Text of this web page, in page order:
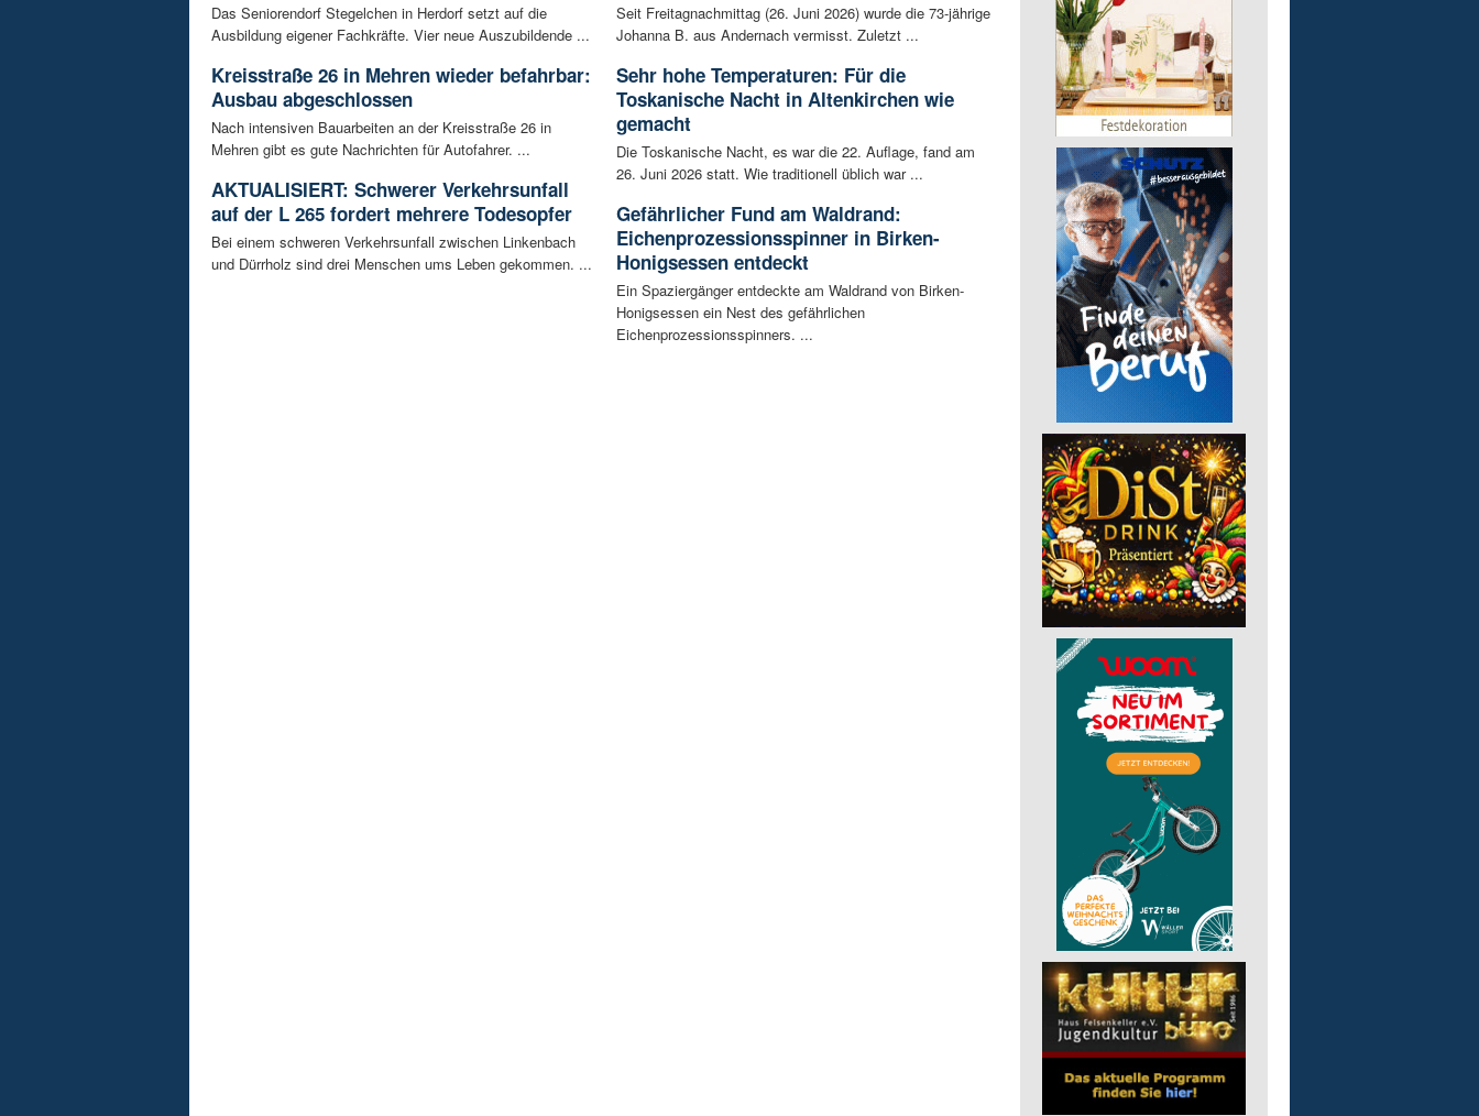
Das Seniorendorf Stegelchen in Herdorf setzt auf die
Ausbildung eigener Fachkräfte. Vier neue Auszubildende ...
Kreisstraße 26 in Mehren wieder befahrbar:
Ausbau abgeschlossen
Nach intensiven Bauarbeiten an der Kreisstraße 26 in
Mehren gibt es gute Nachrichten für Autofahrer. ...
AKTUALISIERT: Schwerer Verkehrsunfall
auf der L 265 fordert mehrere Todesopfer
Bei einem schweren Verkehrsunfall zwischen Linkenbach
und Dürrholz sind drei Menschen ums Leben gekommen. ...
Seit Freitagnachmittag (26. Juni 2026) wurde die 73-jährige
Johanna B. aus Andernach vermisst. Zuletzt ...
Sehr hohe Temperaturen: Für die
Toskanische Nacht in Altenkirchen wie
gemacht
Die Toskanische Nacht, es war die 22. Auflage, fand am
26. Juni 2026 statt. Wie traditionell üblich war ...
Gefährlicher Fund am Waldrand:
Eichenprozessionsspinner in Birken-
Honigsessen entdeckt
Ein Spaziergänger entdeckte am Waldrand von Birken-
Honigsessen ein Nest des gefährlichen
Eichenprozessionsspinners. ...